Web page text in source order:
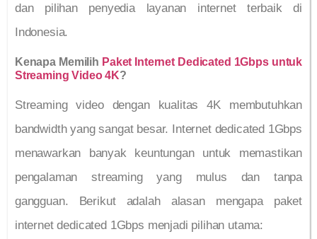
dan pilihan penyedia layanan internet terbaik di
Indonesia.
Kenapa Memilih Paket Internet Dedicated 1Gbps untuk
Streaming Video 4K?
Streaming video dengan kualitas 4K membutuhkan
bandwidth yang sangat besar. Internet dedicated 1Gbps
menawarkan banyak keuntungan untuk memastikan
pengalaman streaming yang mulus dan tanpa
gangguan. Berikut adalah alasan mengapa paket
internet dedicated 1Gbps menjadi pilihan utama: